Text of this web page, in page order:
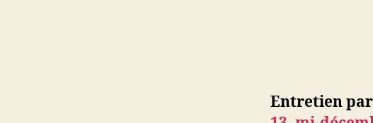
Entretien